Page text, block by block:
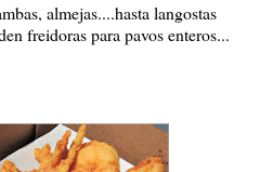
almejas....hasta langostas
freidoras para pavos enteros...